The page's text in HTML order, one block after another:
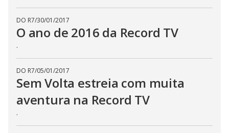
DO R7/30/01/2017
O ano de 2016 da Record TV
.
DO R7/05/01/2017
Sem Volta estreia com muita
aventura na Record TV
.